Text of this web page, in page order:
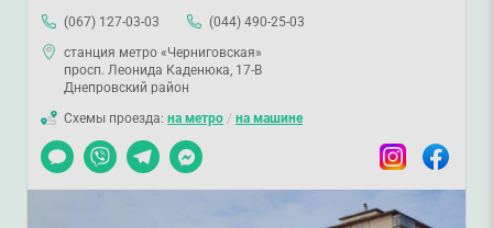
(067) 127-03-03
(044) 490-25-03
станция метро «Черниговская»
просп. Леонида Каденюка, 17-В
Днепровский район
Схемы проезда: на метро / на машине
Чат
Viber TelegramMessenger InstagramFacebook